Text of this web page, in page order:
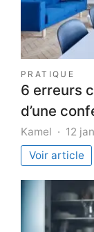
PRATIQUE
6 erreurs
d’une
Kamel 12
Voir article